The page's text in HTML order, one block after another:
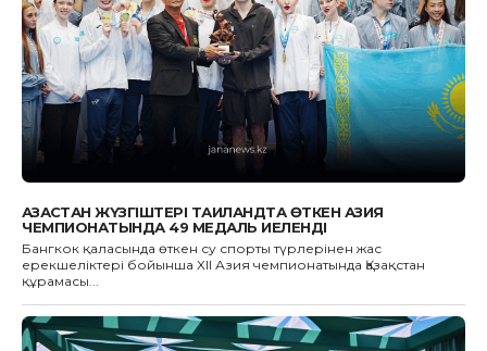
ҚАЗАҚСТАН ЖҮЗГІШТЕРІ ТАИЛАНДТА ӨТКЕН АЗИЯ
ЧЕМПИОНАТЫНДА 49 МЕДАЛЬ ИЕЛЕНДІ
Бангкок қаласында өткен су спорты түрлерінен жас
ерекшеліктері бойынша XII Азия чемпионатында Қазақстан
құрамасы...